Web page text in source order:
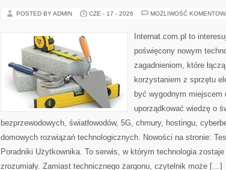
POSTED BY ADMIN CZE - 17 - 2026 MOŻLIWOŚĆ
Internat.com.pl to
poświęcony nowym
zagadnieniom, które
korzystaniem z sprzętu
być wygodnym miejscem
uporządkować wiedzę o
bezprzewodowych, światłowodów, 5G, chmury, hostingu,
domowych rozwiązań technologicznych. Nowości na stronie:
Poradniki Użytkownika. To serwis, w którym technologia
zrozumiały. Zamiast technicznego żargonu, czytelnik może […]